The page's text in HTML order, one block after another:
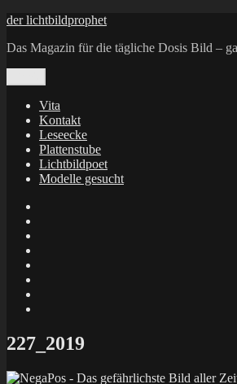
Zum
springen
der lichtbildprophet
Das Magazin für die tägliche Dosis Bild –
Vita
Kontakt
Leseecke
Plattenstube
Lichtbildpoet
Modelle gesucht
X
227_2019